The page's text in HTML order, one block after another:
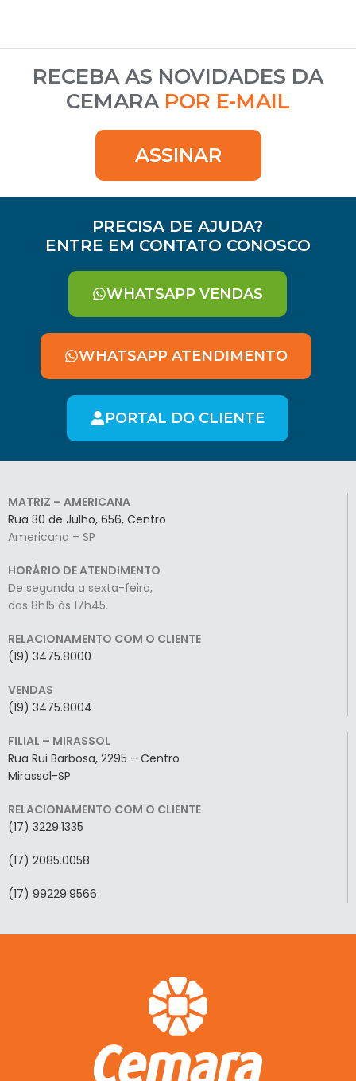
RECEBA AS NOVIDADES DA
CEMARA POR E-MAIL
ASSINAR
PRECISA DE AJUDA?
ENTRE EM CONTATO CONOSCO
WHATSAPP VENDAS
WHATSAPP ATENDIMENTO
PORTAL DO CLIENTE
MATRIZ – AMERICANA
Rua 30 de Julho, 656, Centro
Americana – SP
HORÁRIO DE ATENDIMENTO
De segunda a sexta-feira,
das 8h15 às 17h45.
RELACIONAMENTO COM O CLIENTE
(19) 3475.8000
VENDAS
(19) 3475.8004
FILIAL – MIRASSOL
Rua Rui Barbosa, 2295 – Centro
Mirassol-SP
RELACIONAMENTO COM O CLIENTE
(17) 3229.1335
(17) 2085.0058
(17) 99229.9566